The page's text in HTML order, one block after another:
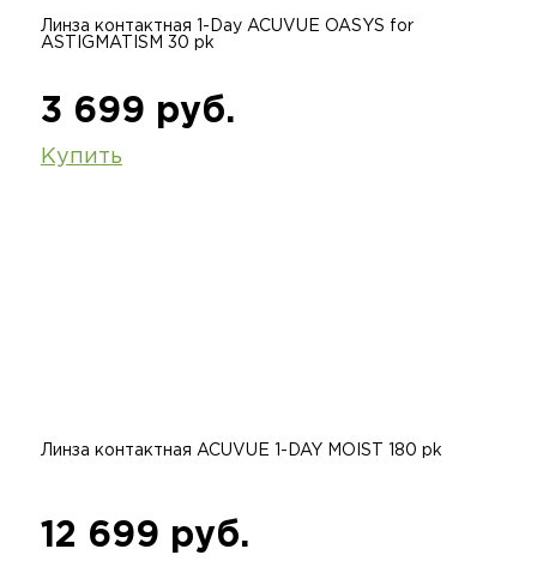
Линза контактная 1-Day ACUVUE OASYS for
ASTIGMATISM 30 pk
3 699 руб.
Купить
Линза контактная ACUVUE 1-DAY MOIST 180 pk
12 699 руб.